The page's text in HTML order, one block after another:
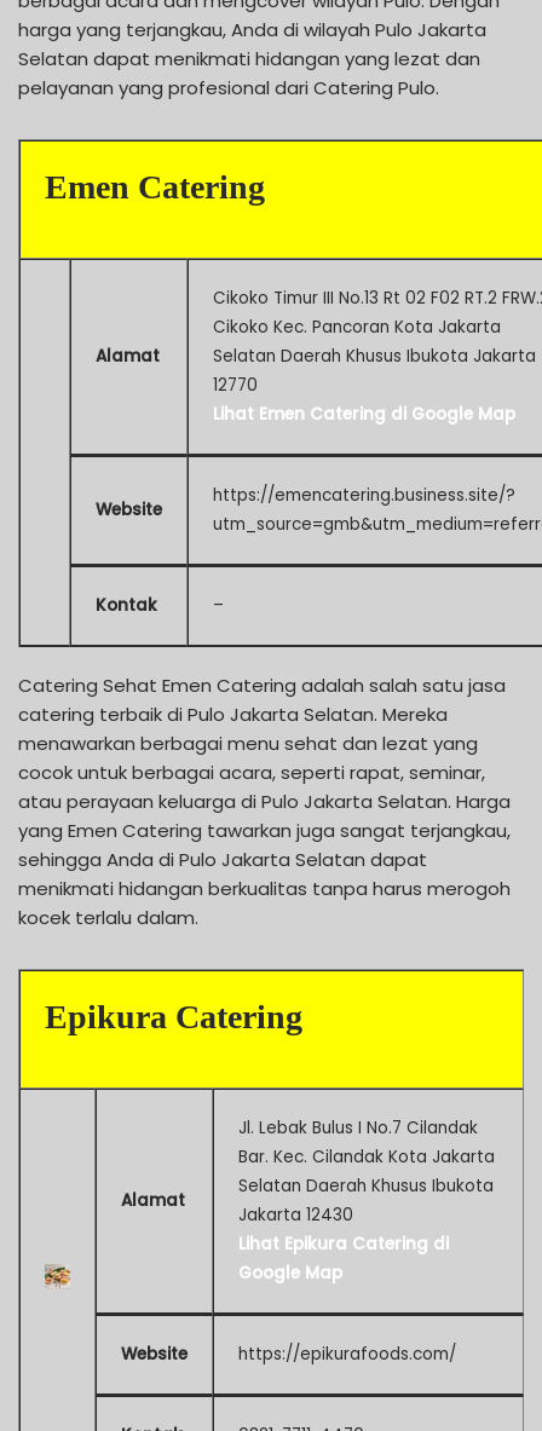
harga yang terjangkau, Anda di wilayah Pulo Jakarta
Selatan dapat menikmati hidangan yang lezat dan
pelayanan yang profesional dari Catering Pulo.
Emen Catering
Alamat
Cikoko Timur III No.13 Rt 02 F02 RT.2
Cikoko Kec. Pancoran Kota Jakarta
Selatan Daerah Khusus Ibukota Jakarta
12770
Lihat Emen Catering di Google Map
Website
https://emencatering.business.site/?
Kontak –
Catering Sehat Emen Catering adalah salah satu jasa
catering terbaik di Pulo Jakarta Selatan. Mereka
menawarkan berbagai menu sehat dan lezat yang
cocok untuk berbagai acara, seperti rapat, seminar,
atau perayaan keluarga di Pulo Jakarta Selatan. Harga
yang Emen Catering tawarkan juga sangat terjangkau,
sehingga Anda di Pulo Jakarta Selatan dapat
menikmati hidangan berkualitas tanpa harus merogoh
kocek terlalu dalam.
Epikura Catering
Alamat
Jl. Lebak Bulus I No.7 Cilandak
Bar. Kec. Cilandak Kota Jakarta
Selatan Daerah Khusus Ibukota
Jakarta 12430
Lihat Epikura Catering di
Google Map
Website https://epikurafoods.com/